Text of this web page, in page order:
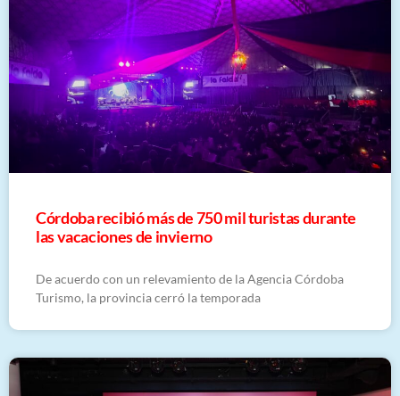
Córdoba recibió más de 750 mil turistas durante
las vacaciones de invierno
De acuerdo con un relevamiento de la Agencia Córdoba
Turismo, la provincia cerró la temporada